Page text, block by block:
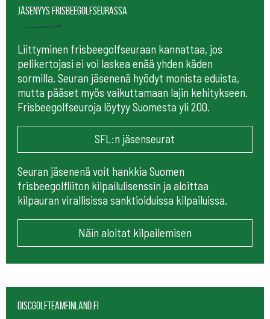
Jäsenyys frisbeegolfseurassa
Liittyminen frisbeegolfseuraan kannattaa, jos
pelikertojasi ei voi laskea enää yhden käden
sormilla. Seuran jäsenenä hyödyt monista eduista,
mutta pääset myös vaikuttamaan lajin kehitykseen.
Frisbeegolfseuroja löytyy Suomesta yli 200.
SFL:n jäsenseurat
Seuran jäsenenä voit hankkia Suomen
frisbeegolfliiton kilpailulisenssin ja aloittaa
kilpauran virallisissa sanktioiduissa kilpailuissa.
Näin aloitat kilpailemisen
Discgolfteamfinland.fi